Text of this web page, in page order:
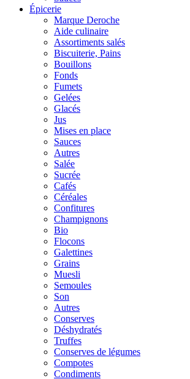
Épicerie
Marque Deroche
Aide culinaire
Assortiments salés
Biscuiterie, Pains
Bouillons
Fonds
Fumets
Gelées
Glacés
Jus
Mises en place
Sauces
Autres
Salée
Sucrée
Cafés
Céréales
Confitures
Champignons
Bio
Flocons
Galettines
Grains
Muesli
Semoules
Son
Autres
Conserves
Déshydratés
Truffes
Conserves de légumes
Compotes
Condiments